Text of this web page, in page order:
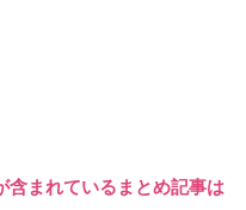
含まれているまとめ記事は